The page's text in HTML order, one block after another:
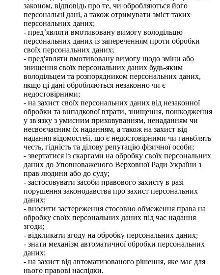
законом, відповідь про те, чи обробляються його
персональні дані, а також отримувати зміст таких
персональних даних;
- пред’являти вмотивовану вимогу володільцю
персональних даних із запереченням проти обробки
своїх персональних даних;
- пред'являти вмотивовану вимогу щодо зміни або
знищення своїх персональних даних будь-яким
володільцем та розпорядником персональних даних,
якщо ці дані обробляються незаконно чи є
недостовірними;
- на захист своїх персональних даних від незаконної
обробки та випадкової втрати, знищення, пошкодження
у зв'язку з умисним приховуванням, ненаданням чи
несвоєчасним їх наданням, а також на захист від
надання відомостей, що є недостовірними чи ганьблять
честь, гідність та ділову репутацію фізичної особи;
- звертатися із скаргами на обробку своїх персональних
даних до Уповноваженого Верховної Ради України з
прав людини або до суду;
- застосовувати засоби правового захисту в разі
порушення законодавства про захист персональних
даних;
- вносити застереження стосовно обмеження права на
обробку своїх персональних даних під час надання
згоди;
- відкликати згоду на обробку персональних даних;
- знати механізм автоматичної обробки персональних
даних;
- на захист від автоматизованого рішення, яке має для
нього правові наслідки.